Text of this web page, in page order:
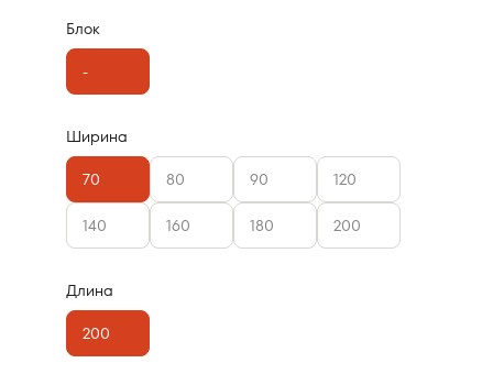
Блок
-
Ширина
70
80 90 120
140 160 180 200
Длина
200